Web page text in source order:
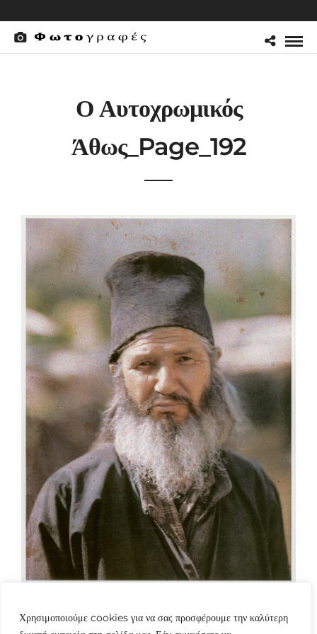
Χρησιμοποιούμε cookies για να σας προσφέρουμε την καλύτερη
Ο Αυτοχρωμικός
Άθως_Page_192